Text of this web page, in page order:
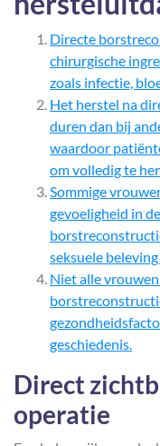
Directe
chirurgische
zoals infectie,
Het herstel na
duren dan bij
waardoor
om volledig te
Sommige
gevoeligheid in
seksuele
Niet alle
geschiedenis.
Direct
operatie